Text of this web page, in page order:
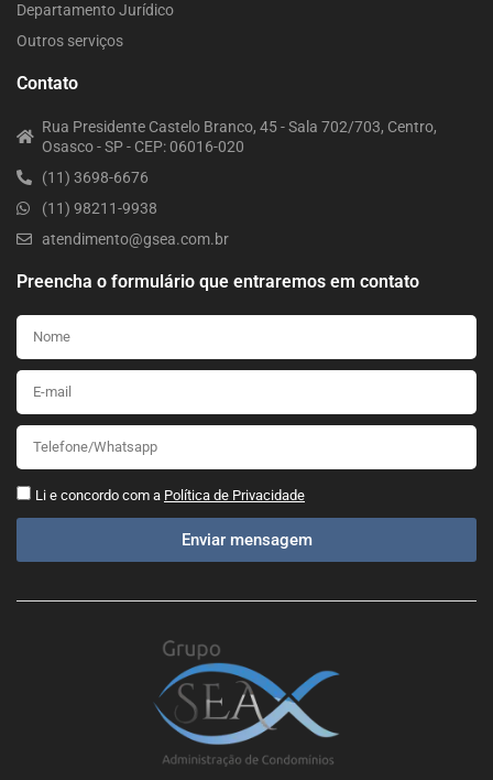
Departamento Jurídico
Outros serviços
Contato
Rua Presidente Castelo Branco, 45 - Sala 702/703, Centro,
Osasco - SP - CEP: 06016-020
(11) 3698-6676
(11) 98211-9938
atendimento@gsea.com.br
Preencha o formulário que entraremos em contato
Li e concordo com a Política de Privacidade
Enviar mensagem